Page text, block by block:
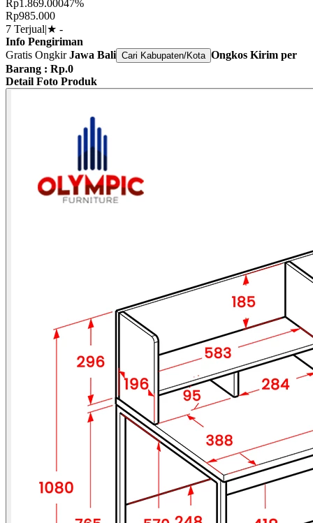
Rp1.869.00047%
Rp985.000
7 Terjual|★ -
Info Pengiriman
Gratis OngkirJawa Bali Cari Kabupaten/Kota Ongkos Kirim per
Barang : Rp.0
Detail Foto Produk